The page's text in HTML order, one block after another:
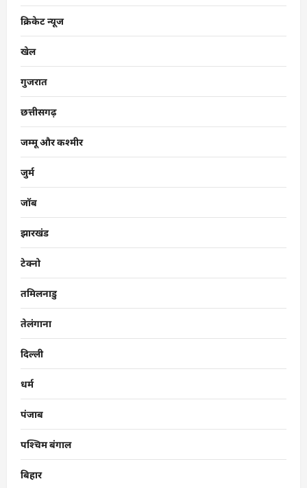
क्रिकेट न्यूज
खेल
गुजरात
छत्तीसगढ़
जम्मू और कश्मीर
जुर्म
जॉब
झारखंड
टेक्नो
तमिलनाडु
तेलंगाना
दिल्ली
धर्म
पंजाब
पश्चिम बंगाल
बिहार